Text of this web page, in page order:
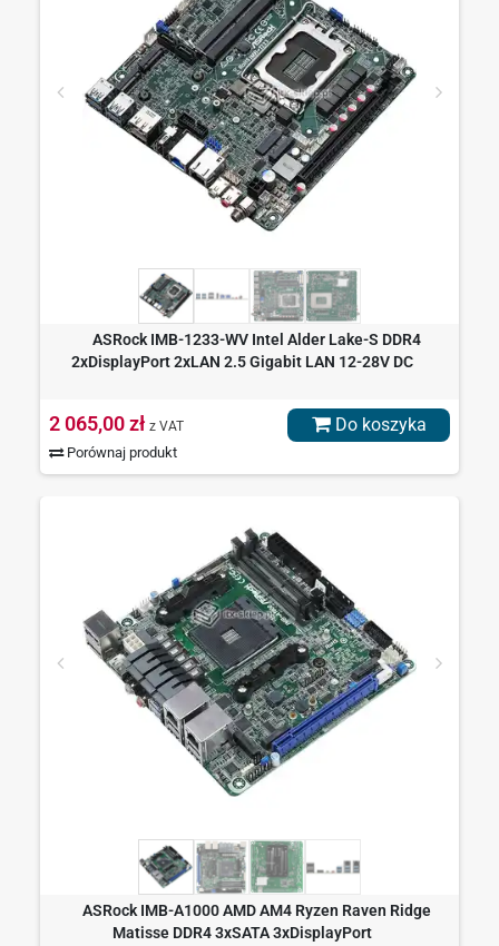
ASRock IMB-1233-WV Intel Alder Lake-S DDR4
2xDisplayPort 2xLAN 2.5 Gigabit LAN 12-28V DC
2 065,00 zł z VAT
Porównaj produkt
Do koszyka
ASRock IMB-A1000 AMD AM4 Ryzen Raven Ridge
Matisse DDR4 3xSATA 3xDisplayPort